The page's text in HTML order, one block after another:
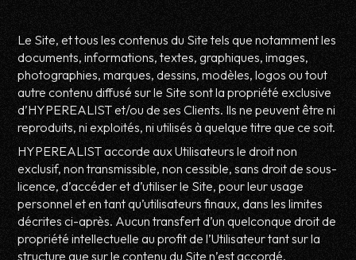
Le Site, et tous les contenus du Site tels que notamment les
documents, informations, textes, graphiques, images,
photographies, marques, dessins, modèles, logos ou tout
autre contenu diffusé sur le Site sont la propriété exclusive
d’HYPEREALIST et/ou de ses Clients. Ils ne peuvent être ni
reproduits, ni exploités, ni utilisés à quelque titre que ce soit.
HYPEREALIST accorde aux Utilisateurs le droit non
exclusif, non transmissible, non cessible, sans droit de sous-
licence, d’accéder et d’utiliser le Site, pour leur usage
personnel et en tant qu’utilisateurs finaux, dans les limites
décrites ci-après. Aucun transfert d’un quelconque droit de
propriété intellectuelle au profit de l’Utilisateur tant sur la
structure que sur le contenu du Site n’est accordé.